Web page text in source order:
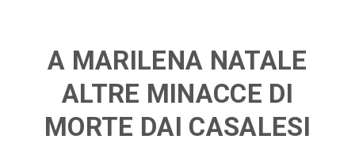
A MARILENA NATALE
ALTRE MINACCE DI
MORTE DAI CASALESI